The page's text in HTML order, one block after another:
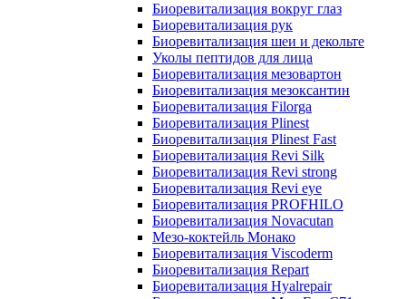
Биоревитализация вокруг глаз
Биоревитализация рук
Биоревитализация шеи и декольте
Уколы пептидов для лица
Биоревитализация мезовартон
Биоревитализация мезоксантин
Биоревитализация Filorga
Биоревитализация Plinest
Биоревитализация Plinest Fast
Биоревитализация Revi Silk
Биоревитализация Revi strong
Биоревитализация Revi eye
Биоревитализация PROFHILO
Биоревитализация Novacutan
Мезо-коктейль Монако
Биоревитализация Viscoderm
Биоревитализация Repart
Биоревитализация Hyalrepair